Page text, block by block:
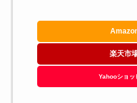
楽天市
Yahooショッ